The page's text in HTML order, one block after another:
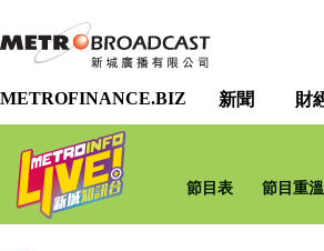
METROFINANCE.BIZ 新聞 財
節目表 節目重溫